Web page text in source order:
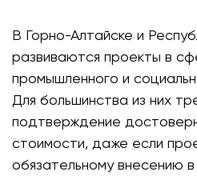
В Горно-Алтайске и
развиваются проекты в
промышленного и
Для большинства из них
подтверждение
стоимости, даже если
обязательному внесению